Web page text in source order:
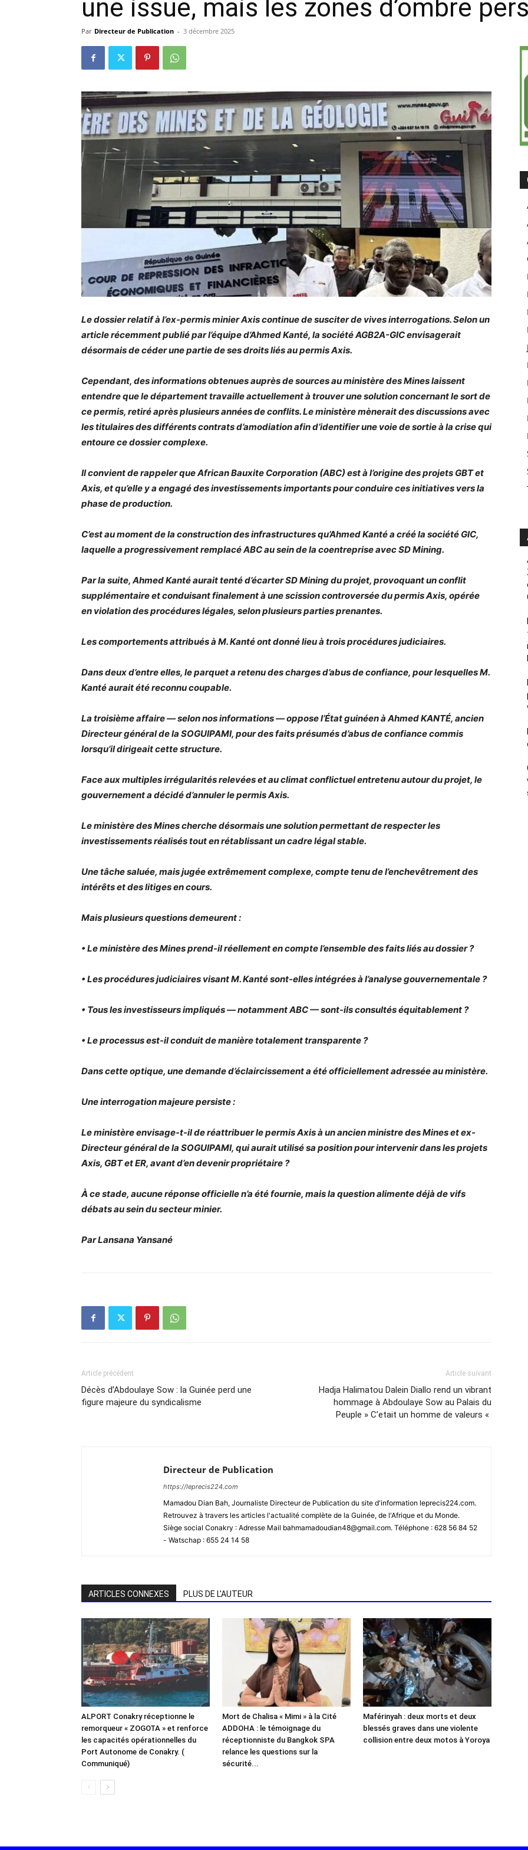
précision
une issue, mais les zones d’ombre
Par Directeur de Publication - 3 décembre 2025
Le dossier relatif à l’ex-permis minier Axis continue de susciter de vives interrogations. Selon un
article récemment publié par l’équipe d’Ahmed Kanté, la société AGB2A-GIC envisagerait
désormais de céder une partie de ses droits liés au permis Axis.
Cependant, des informations obtenues auprès de sources au ministère des Mines laissent
entendre que le département travaille actuellement à trouver une solution concernant le sort de
ce permis, retiré après plusieurs années de conflits. Le ministère mènerait des discussions avec
les titulaires des différents contrats d’amodiation afin d’identifier une voie de sortie à la crise qui
entoure ce dossier complexe.
Il convient de rappeler que African Bauxite Corporation (ABC) est à l’origine des projets GBT et
Axis, et qu’elle y a engagé des investissements importants pour conduire ces initiatives vers la
phase de production.
C’est au moment de la construction des infrastructures qu’Ahmed Kanté a créé la société GIC,
laquelle a progressivement remplacé ABC au sein de la coentreprise avec SD Mining.
Par la suite, Ahmed Kanté aurait tenté d’écarter SD Mining du projet, provoquant un conflit
supplémentaire et conduisant finalement à une scission controversée du permis Axis, opérée
en violation des procédures légales, selon plusieurs parties prenantes.
Les comportements attribués à M. Kanté ont donné lieu à trois procédures judiciaires.
Dans deux d’entre elles, le parquet a retenu des charges d’abus de confiance, pour lesquelles M.
Kanté aurait été reconnu coupable.
La troisième affaire — selon nos informations — oppose l’État guinéen à Ahmed KANTÉ, ancien
Directeur général de la SOGUIPAMI, pour des faits présumés d’abus de confiance commis
lorsqu’il dirigeait cette structure.
Face aux multiples irrégularités relevées et au climat conflictuel entretenu autour du projet, le
gouvernement a décidé d’annuler le permis Axis.
Le ministère des Mines cherche désormais une solution permettant de respecter les
investissements réalisés tout en rétablissant un cadre légal stable.
Une tâche saluée, mais jugée extrêmement complexe, compte tenu de l’enchevêtrement des
intérêts et des litiges en cours.
Mais plusieurs questions demeurent :
• Le ministère des Mines prend-il réellement en compte l’ensemble des faits liés au dossier ?
• Les procédures judiciaires visant M. Kanté sont-elles intégrées à l’analyse gouvernementale ?
• Tous les investisseurs impliqués — notamment ABC — sont-ils consultés équitablement ?
• Le processus est-il conduit de manière totalement transparente ?
Dans cette optique, une demande d’éclaircissement a été officiellement adressée au ministère.
Une interrogation majeure persiste :
Le ministère envisage-t-il de réattribuer le permis Axis à un ancien ministre des Mines et ex-
Directeur général de la SOGUIPAMI, qui aurait utilisé sa position pour intervenir dans les projets
Axis, GBT et ER, avant d’en devenir propriétaire ?
À ce stade, aucune réponse officielle n’a été fournie, mais la question alimente déjà de vifs
débats au sein du secteur minier.
Par Lansana Yansané
Article précédent
Décès d’Abdoulaye Sow : la Guinée perd une
figure majeure du syndicalisme
Article suivant
Hadja Halimatou Dalein Diallo rend un vibrant
hommage à Abdoulaye Sow au Palais du
Peuple » C’etait un homme de valeurs «
Directeur de Publication
https://leprecis224.com
Mamadou Dian Bah, Journaliste Directeur de Publication du site d'information leprecis224.com.
Retrouvez à travers les articles l'actualité complète de la Guinée, de l'Afrique et du Monde.
Siège social Conakry : Adresse Mail bahmamadoudian48@gmail.com. Téléphone : 628 56 84 52
- Watschap : 655 24 14 58
ARTICLES CONNEXES PLUS DE L'AUTEUR
ALPORT Conakry réceptionne le
remorqueur « ZOGOTA » et renforce
les capacités opérationnelles du
Port Autonome de Conakry. (
Communiqué)
Mort de Chalisa « Mimi » à la Cité
ADDOHA : le témoignage du
réceptionniste du Bangkok SPA
relance les questions sur la
sécurité...
Maférinyah : deux morts et deux
blessés graves dans une violente
collision entre deux motos à Yoroya